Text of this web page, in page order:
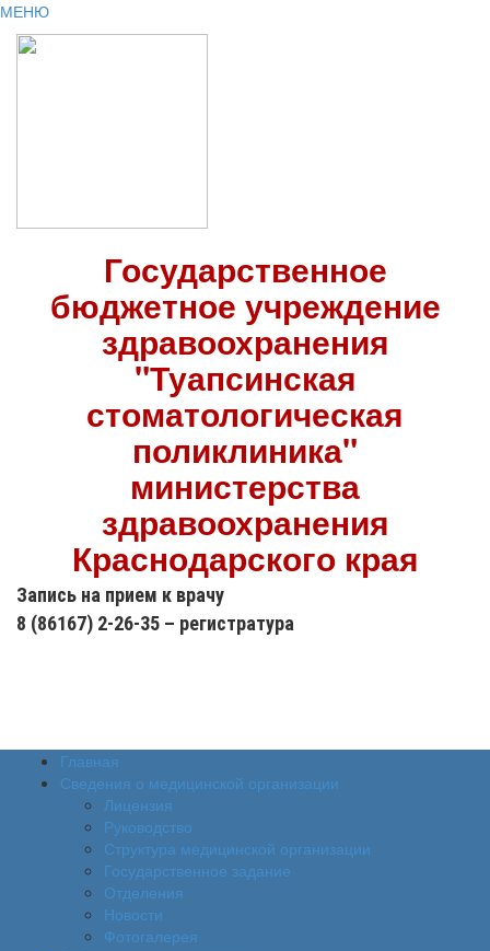
МЕНЮ
Государственное
бюджетное учреждение
здравоохранения
"Туапсинская
стоматологическая
поликлиника"
министерства
здравоохранения
Краснодарского края
Запись на прием к врачу
8 (86167) 2-26-35 – регистратура
Главная
Сведения о медицинской организации
Лицензия
Руководство
Структура медицинской организации
Государственное задание
Отделения
Новости
Фотогалерея